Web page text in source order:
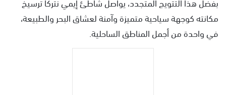
مكانته كوجهة سياحية متميزة وآمنة لعشاق البحر والطبيعة،
في واحدة من أجمل المناطق الساحلية.